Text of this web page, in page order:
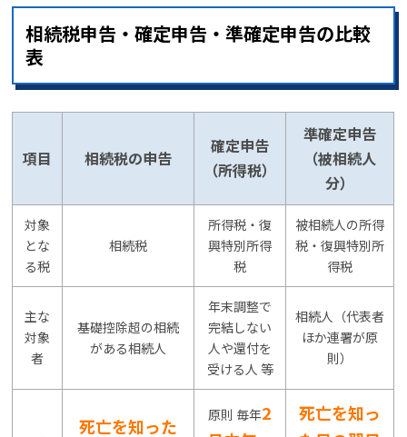
相続税申告・確定申告・準確定申告の比較
表
項目 相続税の申告
確定申告
（所得税）
準確定申告
（被相続人
分）
対象
とな
る税
相続税
所得税・復
興特別所得
税
被相続人の所得
税・復興特別所
得税
主な
対象
者
基礎控除超の相続
がある相続人
年末調整で
完結しない
人や還付を
受ける人 等
相続人（代表者
ほか連署が原
則）
死亡を知った
原則 毎年2
死亡を知っ